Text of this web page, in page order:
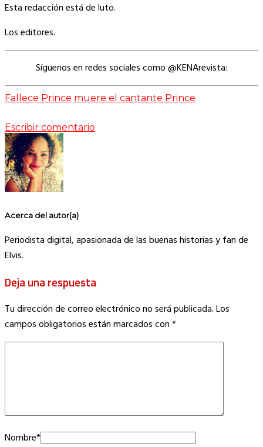
Esta redacción está de luto.
Los editores.
Síguenos en redes sociales como @KENArevista:
Fallece Prince muere el cantante Prince
Escribir comentario
Acerca del autor(a)
Periodista digital, apasionada de las buenas historias y fan de
Elvis.
Deja una respuesta
Tu dirección de correo electrónico no será publicada.Los
campos obligatorios están marcados con*
Nombre*